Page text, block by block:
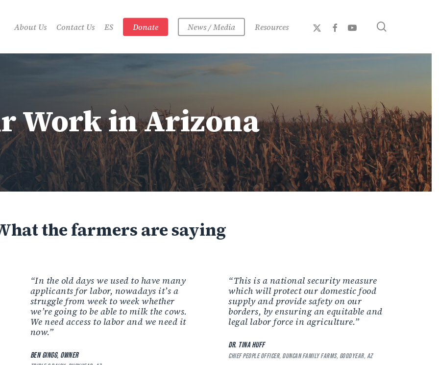
About Us Contact Us ES Donate News / Media Resources
x-
facebookyoutube
Work in Arizona
thefarmersaresaying
“In the old days we used to have many
applicants for labor, nowadays it’s a
struggle from week to week whether
we’re going to be able to milk the cows.
We need access to labor and we need it
now.”
BEN GINGG, OWNER
“This is a national security measure
which will protect our domestic food
supply and provide safety on our
borders, by ensuring an equitable and
legal labor force in agriculture.”
DR. TINA HUFF
CHIEF PEOPLE OFFICER, DUNCAN FAMILY FARMS, GOODYEAR, AZ